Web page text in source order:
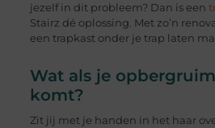
jezelf in dit probleem? Dan is een
Stairz dé oplossing. Met zo’n
een trapkast onder je trap laten
Wat als je
komt?
Zit jij met je handen in het haar